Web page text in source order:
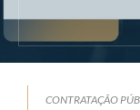
CONTRATAÇÃO